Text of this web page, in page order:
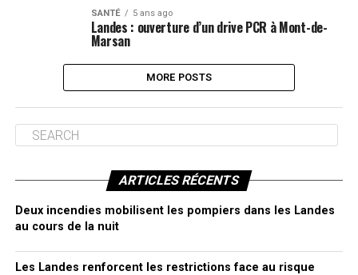
SANTÉ 5 ans ago
Landes : ouverture d’un drive PCR à Mont-de-
Marsan
MORE POSTS
ARTICLES RÉCENTS
Deux incendies mobilisent les pompiers dans les Landes
au cours de la nuit
Les Landes renforcent les restrictions face au risque